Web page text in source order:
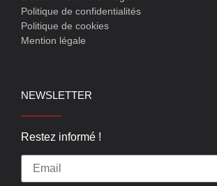
Politique de confidentialités
Politique de cookies
Mention légale
NEWSLETTER
Restez informé !